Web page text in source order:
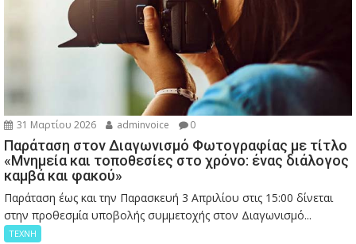
31 Μαρτίου 2026 adminvoice 0
Παράταση στον Διαγωνισμό Φωτογραφίας με τίτλο
«Μνημεία και τοποθεσίες στο χρόνο: ένας διάλογος
καμβά και φακού»
Παράταση έως και την Παρασκευή 3 Απριλίου στις 15:00 δίνεται
στην προθεσμία υποβολής συμμετοχής στον Διαγωνισμό...
ΤΕΧΝΗ